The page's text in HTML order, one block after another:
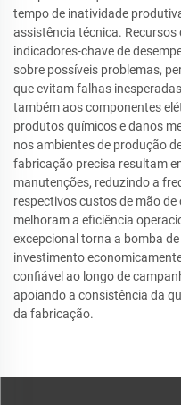
tempo de inatividade
assistência técnica.
indicadores-chave de
sobre possíveis problemas,
que evitam falhas
também aos componentes
produtos químicos e danos
nos ambientes de produção
fabricação precisa resultam
manutenções, reduzindo a
respectivos custos de mão
melhoram a eficiência
excepcional torna a bomba
investimento
confiável ao longo de
apoiando a consistência da
da fabricação.